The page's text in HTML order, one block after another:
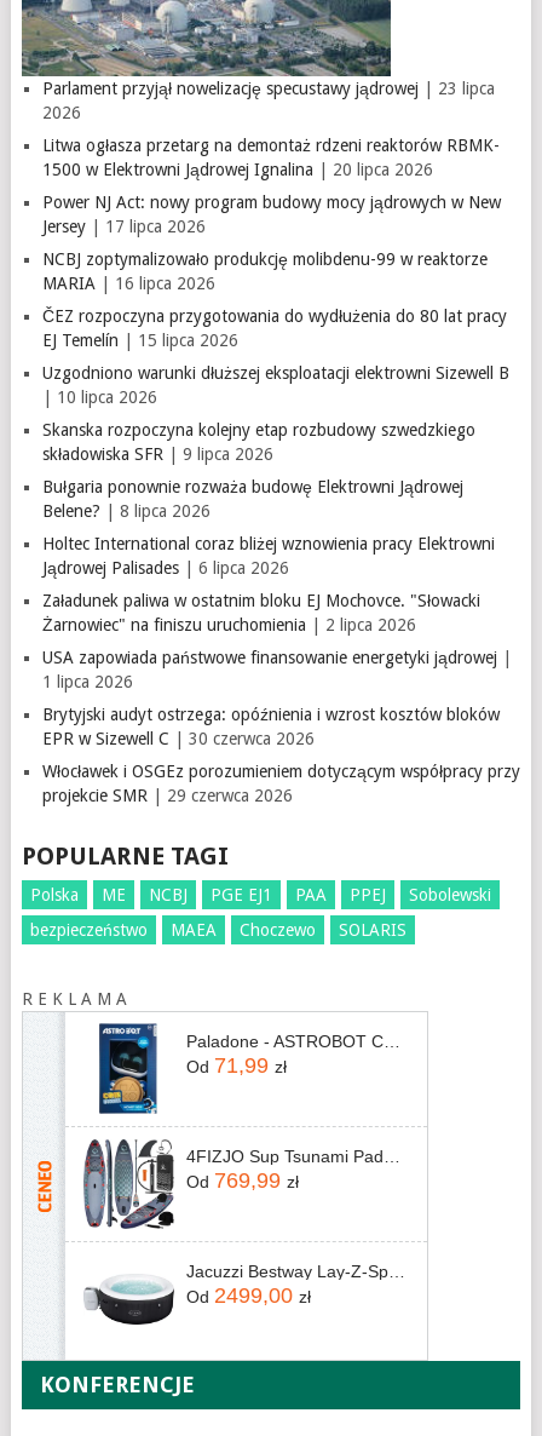
Parlament przyjął nowelizację specustawy jądrowej | 23 lipca
2026
Litwa ogłasza przetarg na demontaż rdzeni reaktorów RBMK-
1500 w Elektrowni Jądrowej Ignalina | 20 lipca 2026
Power NJ Act: nowy program budowy mocy jądrowych w New
Jersey| 17 lipca 2026
NCBJ zoptymalizowało produkcję molibdenu-99 w reaktorze
MARIA| 16 lipca 2026
ČEZ rozpoczyna przygotowania do wydłużenia do 80 lat pracy
EJ Temelín | 15 lipca 2026
Uzgodniono warunki dłuższej eksploatacji elektrowni Sizewell B
| 10 lipca 2026
Skanska rozpoczyna kolejny etap rozbudowy szwedzkiego
składowiska SFR| 9 lipca 2026
Bułgaria ponownie rozważa budowę Elektrowni Jądrowej
Belene? | 8 lipca 2026
Holtec International coraz bliżej wznowienia pracy Elektrowni
Jądrowej Palisades| 6 lipca 2026
Załadunek paliwa w ostatnim bloku EJ Mochovce. "Słowacki
Żarnowiec" na finiszu uruchomienia | 2 lipca 2026
USA zapowiada państwowe finansowanie energetyki jądrowej
1 lipca 2026
Brytyjski audyt ostrzega: opóźnienia i wzrost kosztów bloków
EPR w Sizewell C | 30 czerwca 2026
Włocławek i OSGEz porozumieniem dotyczącym współpracy przy
projekcie SMR| 29 czerwca 2026
POPULARNE TAGI
Polska ME NCBJ PGE EJ1 PAA PPEJ
Sobolewski
bezpieczeństwo
MAEA Choczewo SOLARIS
R E K L A M A
Paladone - ASTROBOT COIN BUDDIES
Od 71,99 zł
4FIZJO Sup Tsunami Paddle Board 350cm T03 Niebieski Turkusowy
Od 769,99 zł
Jacuzzi Bestway Lay-Z-Spa Miami 60059 196x66cm
Od 2499,00 zł
KONFERENCJE